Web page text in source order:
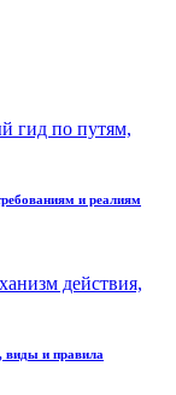
и реалиям
виды и правила